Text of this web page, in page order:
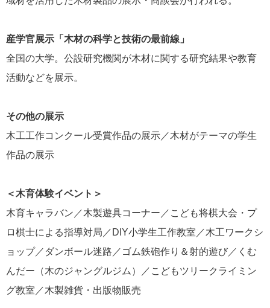
産学官展示「木材の科学と技術の最前線」
全国の大学。公設研究機関が木材に関する研究結果や教育
活動などを展示。
その他の展示
木工工作コンクール受賞作品の展示／木材がテーマの学生
作品の展示
＜木育体験イベント＞
木育キャラバン／木製遊具コーナー／こども将棋大会・プ
ロ棋士による指導対局／DIY小学生工作教室／木工ワークシ
ョップ／ダンボール迷路／ゴム鉄砲作り＆射的遊び／くむ
んだー（木のジャングルジム）／こどもツリークライミン
グ教室／木製雑貨・出版物販売